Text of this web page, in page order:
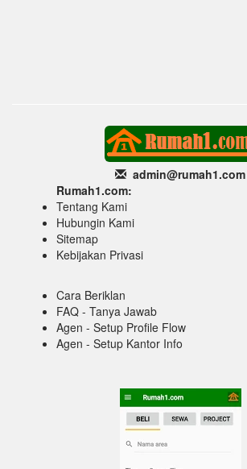
admin@rumah1.com
Rumah1.com:
Tentang Kami
Hubungin Kami
Sitemap
Kebijakan Privasi
Cara Beriklan
FAQ - Tanya Jawab
Agen - Setup Profile Flow
Agen - Setup Kantor Info